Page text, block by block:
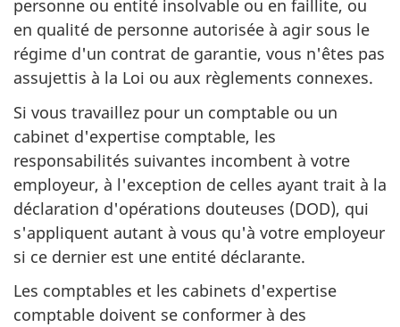
personne ou entité insolvable ou en faillite, ou
en qualité de personne autorisée à agir sous le
régime d'un contrat de garantie, vous n'êtes pas
assujettis à la Loi ou aux règlements connexes.
Si vous travaillez pour un comptable ou un
cabinet d'expertise comptable, les
responsabilités suivantes incombent à votre
employeur, à l'exception de celles ayant trait à la
déclaration d'opérations douteuses (DOD), qui
s'appliquent autant à vous qu'à votre employeur
si ce dernier est une entité déclarante.
Les comptables et les cabinets d'expertise
comptable doivent se conformer à des